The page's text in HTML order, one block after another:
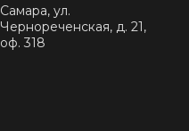
Самара, ул.
Чернореченская, д. 21,
оф. 318